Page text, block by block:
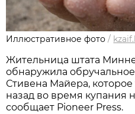
Иллюстративное фото /
Жительница штата
обнаружила
Стивена Майера, которое
назад во время купания
сообщает Pioneer Press.